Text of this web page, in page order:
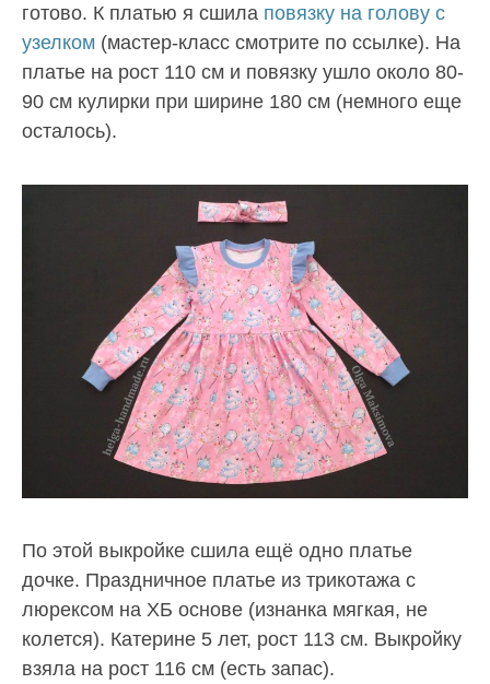
готово. К платью я сшила повязку на голову с
узелком (мастер-класс смотрите по ссылке). На
платье на рост 110 см и повязку ушло около 80-
90 см кулирки при ширине 180 см (немного еще
осталось).
По этой выкройке сшила ещё одно платье
дочке. Праздничное платье из трикотажа с
люрексом на ХБ основе (изнанка мягкая, не
колется). Катерине 5 лет, рост 113 см. Выкройку
взяла на рост 116 см (есть запас).